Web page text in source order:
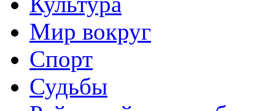
Мир вокруг
Спорт
Судьбы